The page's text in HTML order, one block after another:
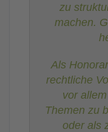
zu
machen.
Als
rechtliche
vor
Themen zu
oder als